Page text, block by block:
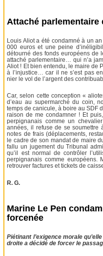
Attaché
Louis Aliot a été condamné à un
000 euros et une peine
détourné des fonds européens de
attaché parlementaire… qui n’a
Aliot ! Et bien entendu, le maire de
à l’injustice… car il ne s’est pas
nier le vol de l’argent des
Car, selon cette conception «
d’eau au supermarché du coin,
temps de canicule, à boire au SDF
raison de me condamner ! Et
perpignanais comme un
années, il refuse de se soumettre
notes de frais (déplacements,
le cadre de son mandat de maire
fallu un jugement du Tribunal
qu’il est normal de contrôler
perpignanais comme
retrouver factures et tickets de
R. G.
Marine Le Pen
forcenée
Piétinant l’exigence morale
droite a décidé de forcer le